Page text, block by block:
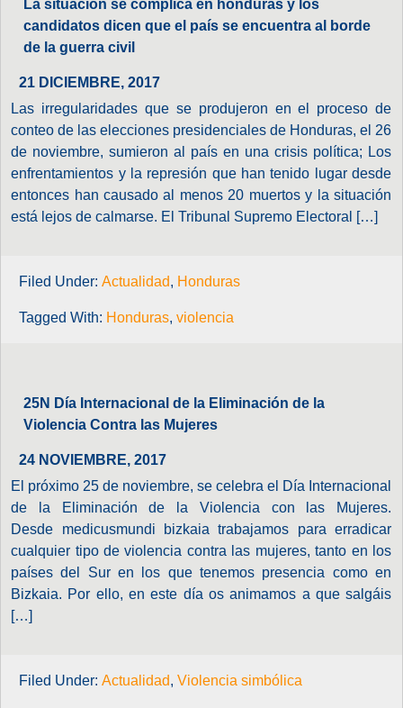
La situación se complica en honduras y los
candidatos dicen que el país se encuentra al borde
de la guerra civil
21 DICIEMBRE, 2017
Las irregularidades que se produjeron en el proceso de
conteo de las elecciones presidenciales de Honduras, el 26
de noviembre, sumieron al país en una crisis política; Los
enfrentamientos y la represión que han tenido lugar desde
entonces han causado al menos 20 muertos y la situación
está lejos de calmarse. El Tribunal Supremo Electoral […]
Filed Under: Actualidad, Honduras
Tagged With: Honduras, violencia
25N Día Internacional de la Eliminación de la
Violencia Contra las Mujeres
24 NOVIEMBRE, 2017
El próximo 25 de noviembre, se celebra el Día Internacional
de la Eliminación de la Violencia con las Mujeres.
Desde medicusmundi bizkaia trabajamos para erradicar
cualquier tipo de violencia contra las mujeres, tanto en los
países del Sur en los que tenemos presencia como en
Bizkaia. Por ello, en este día os animamos a que salgáis
[…]
Filed Under: Actualidad, Violencia simbólica